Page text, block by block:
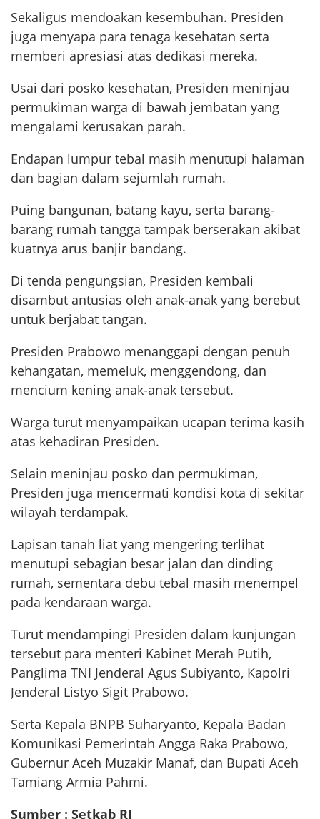
Sekaligus mendoakan kesembuhan. Presiden
juga menyapa para tenaga kesehatan serta
memberi apresiasi atas dedikasi mereka.
Usai dari posko kesehatan, Presiden meninjau
permukiman warga di bawah jembatan yang
mengalami kerusakan parah.
Endapan lumpur tebal masih menutupi halaman
dan bagian dalam sejumlah rumah.
Puing bangunan, batang kayu, serta barang-
barang rumah tangga tampak berserakan akibat
kuatnya arus banjir bandang.
Di tenda pengungsian, Presiden kembali
disambut antusias oleh anak-anak yang berebut
untuk berjabat tangan.
Presiden Prabowo menanggapi dengan penuh
kehangatan, memeluk, menggendong, dan
mencium kening anak-anak tersebut.
Warga turut menyampaikan ucapan terima kasih
atas kehadiran Presiden.
Selain meninjau posko dan permukiman,
Presiden juga mencermati kondisi kota di sekitar
wilayah terdampak.
Lapisan tanah liat yang mengering terlihat
menutupi sebagian besar jalan dan dinding
rumah, sementara debu tebal masih menempel
pada kendaraan warga.
Turut mendampingi Presiden dalam kunjungan
tersebut para menteri Kabinet Merah Putih,
Panglima TNI Jenderal Agus Subiyanto, Kapolri
Jenderal Listyo Sigit Prabowo.
Serta Kepala BNPB Suharyanto, Kepala Badan
Komunikasi Pemerintah Angga Raka Prabowo,
Gubernur Aceh Muzakir Manaf, dan Bupati Aceh
Tamiang Armia Pahmi.
Sumber : Setkab RI